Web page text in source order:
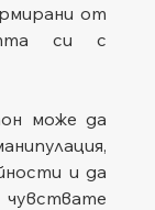
от
си с
може да
и да